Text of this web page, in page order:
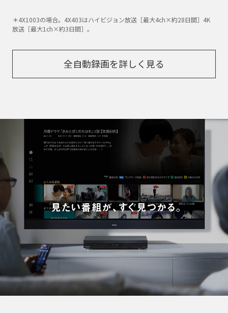
＊4X1003の場合。4X403はハイビジョン放送［最大4ch×約28日間］4K
放送［最大1ch×約3日間］。
全自動録画を詳しく見る